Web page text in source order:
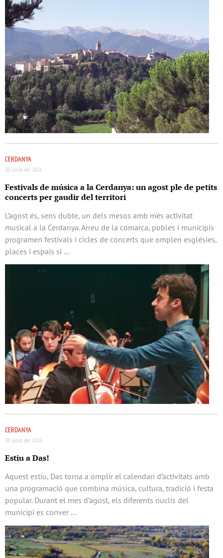
CERDANYA
30 juliol del 2026
Festivals de música a la Cerdanya: un agost ple de petits
concerts per gaudir del territori
L’agost és, sens dubte, un dels mesos amb més activitat
musical a la Cerdanya. Arreu de la comarca, pobles i municipis
programen festivals i cicles de concerts que omplen esglésies,
places i espais si …
CERDANYA
30 juliol del 2026
Estiu a Das!
Aquest estiu, Das torna a omplir el calendari d’activitats amb
una programació que combina música, cultura, tradició i festa
popular. Durant el mes d’agost, els diferents nuclis del
municipi es conver …